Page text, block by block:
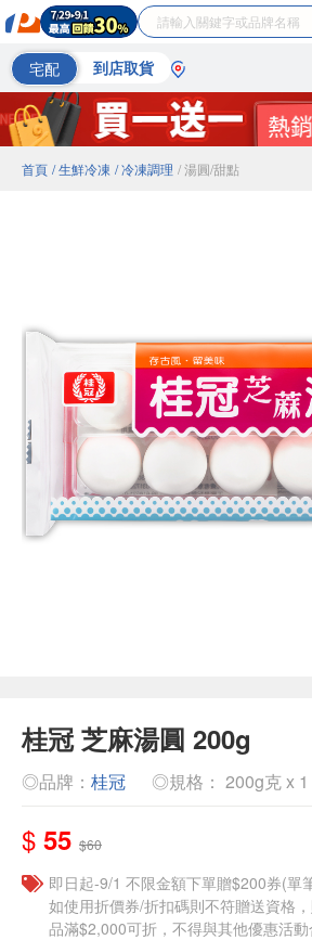
宅配 到店取貨
首頁 / 生鮮冷凍 / 冷凍調理 / 湯圓/甜點
桂冠 芝麻湯圓 200g
◎品牌： 桂冠 ◎規格： 200g克 x 1
$ 55 $60
即日起-9/1 不限金額下單贈$200券(單
如使用折價券/折扣碼則不符贈送資格
品滿$2,000可折，不得與其他優惠活